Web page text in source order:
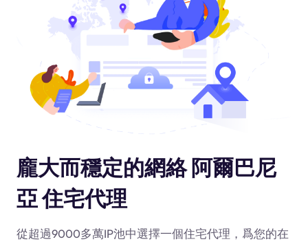
龐大而穩定的網絡 阿爾巴尼
亞 住宅代理
從超過9000多萬IP池中選擇一個住宅代理，爲您的在